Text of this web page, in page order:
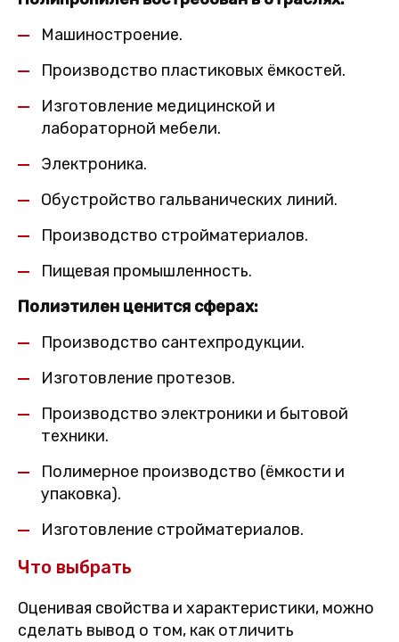
Машиностроение.
Производство пластиковых ёмкостей.
Изготовление медицинской и
лабораторной мебели.
Электроника.
Обустройство гальванических линий.
Производство стройматериалов.
Пищевая промышленность.
Полиэтилен ценится сферах:
Производство сантехпродукции.
Изготовление протезов.
Производство электроники и бытовой
техники.
Полимерное производство (ёмкости и
упаковка).
Изготовление стройматериалов.
Что выбрать
Оценивая свойства и характеристики, можно
сделать вывод о том, как отличить